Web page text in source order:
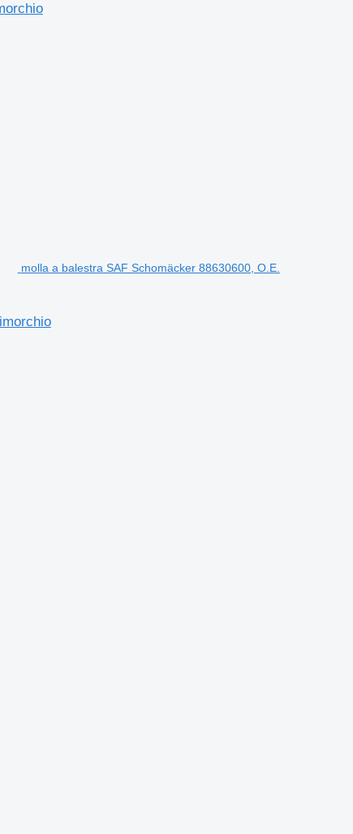
molla a balestra SAF Schomäcker 88630600, O.E.